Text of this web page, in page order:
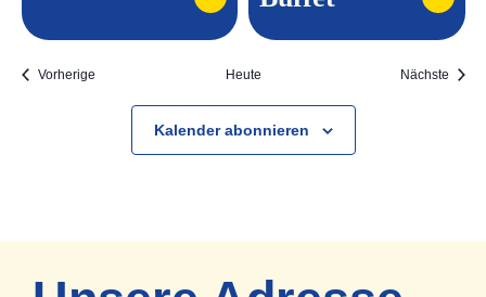
VorherigeVeranstaltungen Heute Nächste
Kalender abonnieren